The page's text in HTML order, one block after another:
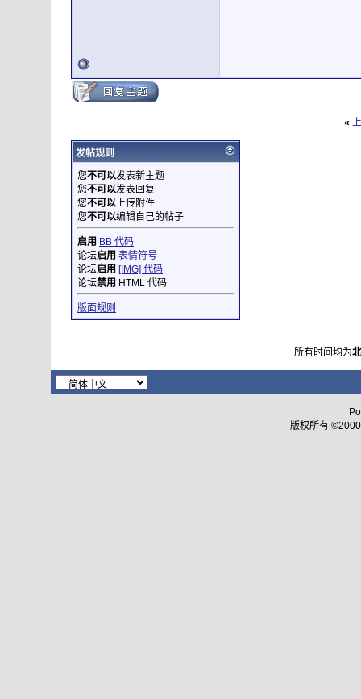
«
发帖规则
您不可以发表新主题
您不可以发表回复
您不可以上传附件
您不可以编辑自己的帖子
启用 BB 代码
论坛启用 表情符号
论坛启用 [IMG] 代码
论坛禁用 HTML 代码
版面规则
所有时间均为
版权所有